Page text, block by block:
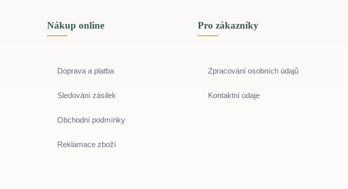
Nákup online
Doprava a platba
Sledování zásilek
Obchodní podmínky
Reklamace zboží
Pro zákazníky
Zpracování osobních údajů
Kontaktní údaje